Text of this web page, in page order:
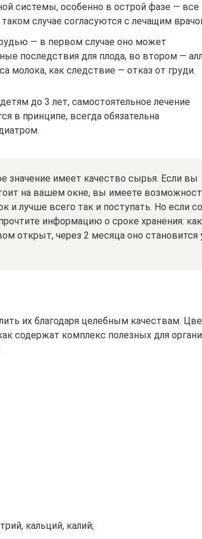
системы, особенно в острой фазе —
случае согласуются с лечащим
— в первом случае оно может
последствия для плода, во втором —
молока, как следствие — отказ от груди.
до 3 лет, самостоятельное лечение
в принципе, всегда обязательна
значение имеет качество сырья. Если вы
на вашем окне, вы имеете
и лучше всего так и поступать. Но если
информацию о сроке хранения: как
открыт, через 2 месяца оно становится
их благодаря целебным качествам.
содержат комплекс полезных для
кальций, калий;